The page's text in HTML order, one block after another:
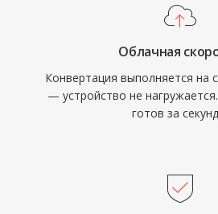
Облачная
Конвертация выполняется на
— устройство не
готов за